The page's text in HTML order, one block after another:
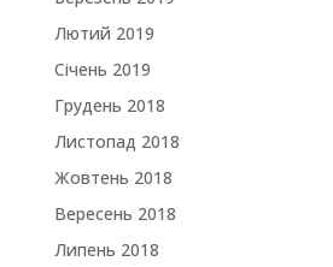
Лютий 2019
Січень 2019
Грудень 2018
Листопад 2018
Жовтень 2018
Вересень 2018
Липень 2018